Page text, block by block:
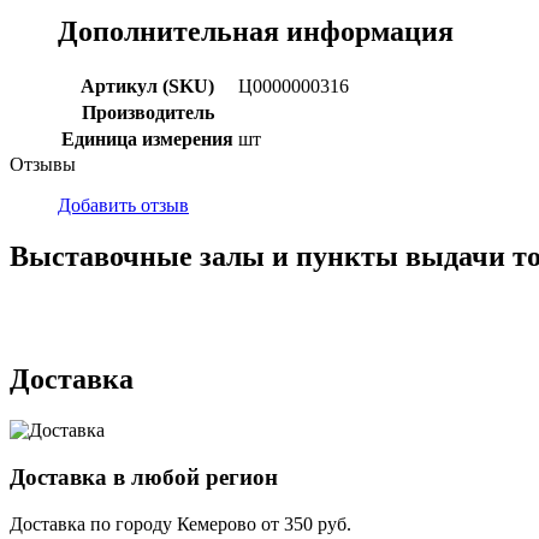
Дополнительная информация
Артикул (SKU)
Ц0000000316
Производитель
Единица измерения шт
Отзывы
Добавить отзыв
Выставочные залы и пункты выдачи
Доставка
Доставка в любой регион
Доставка по городу Кемерово от 350 руб.